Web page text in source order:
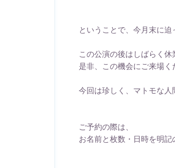
ということで、今月末に
この公演の後はしばらく休
是非、この機会にご来場
今回は珍しく、マトモな
ご予約の際は、
お名前と枚数・日時を明記